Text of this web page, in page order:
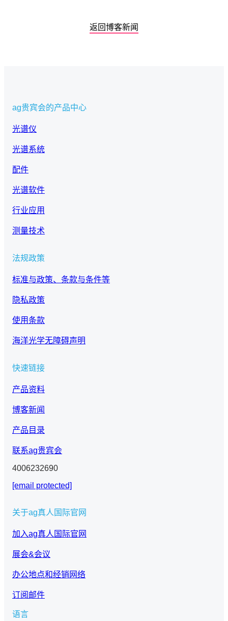
返回博客新闻
ag贵宾会的产品中心
光谱仪
光谱系统
配件
光谱软件
行业应用
测量技术
法规政策
标准与政策、条款与条件等
隐私政策
使用条款
海洋光学无障碍声明
快速链接
产品资料
博客新闻
产品目录
联系ag贵宾会
4006232690
[email protected]
关于ag真人国际官网
加入ag真人国际官网
展会&会议
办公地点和经销网络
订阅邮件
语言